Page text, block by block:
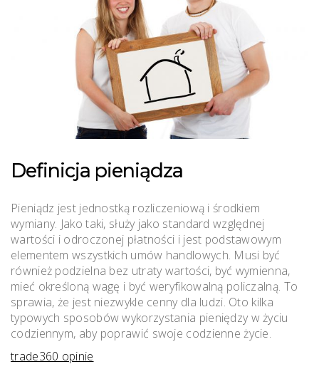
Definicja pieniądza
Pieniądz jest jednostką rozliczeniową i środkiem
wymiany. Jako taki, służy jako standard względnej
wartości i odroczonej płatności i jest podstawowym
elementem wszystkich umów handlowych. Musi być
również podzielna bez utraty wartości, być wymienna,
mieć określoną wagę i być weryfikowalną policzalną. To
sprawia, że ​​jest niezwykle cenny dla ludzi. Oto kilka
typowych sposobów wykorzystania pieniędzy w życiu
codziennym, aby poprawić swoje codzienne życie.
trade360 opinie